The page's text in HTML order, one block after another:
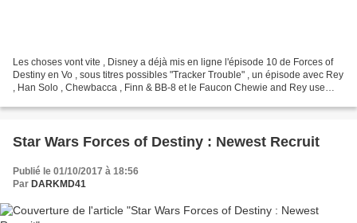
Les choses vont vite , Disney a déjà mis en ligne l'épisode 10 de Forces of
Destiny en Vo , sous titres possibles "Tracker Trouble" , un épisode avec Rey
, Han Solo , Chewbacca , Finn & BB-8 et le Faucon Chewie and Rey use
Star Wars Forces of Destiny : Newest Recruit
Publié le 01/10/2017 à 18:56
Par DARKMD41